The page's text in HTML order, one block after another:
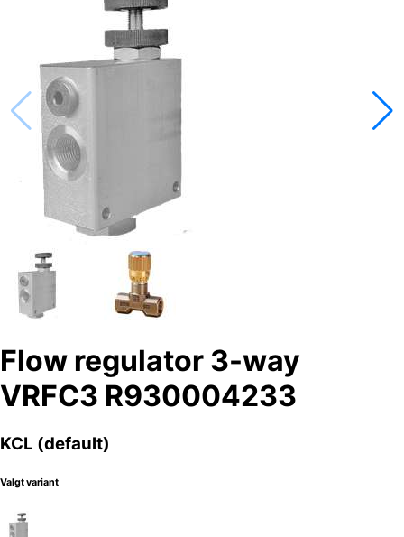
Flow regulator 3-way
VRFC3 R930004233
KCL (default)
Valgt variant